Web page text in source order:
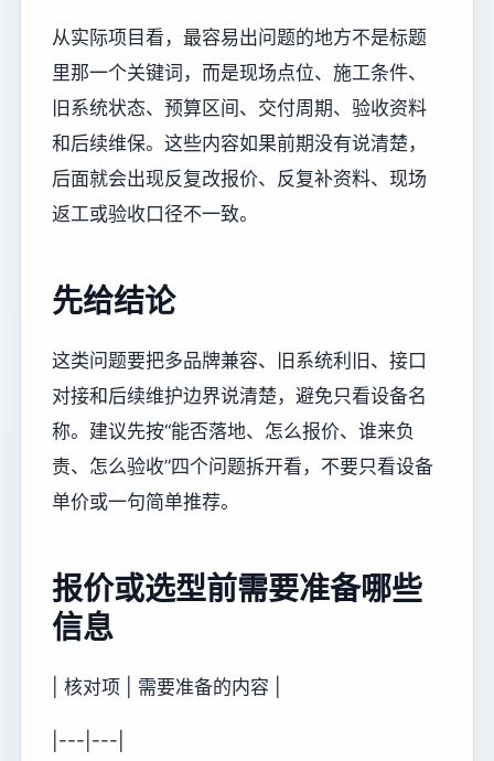
从实际项目看，最容易出问题的地方不是标题
里那一个关键词，而是现场点位、施工条件、
旧系统状态、预算区间、交付周期、验收资料
和后续维保。这些内容如果前期没有说清楚，
后面就会出现反复改报价、反复补资料、现场
返工或验收口径不一致。
先给结论
这类问题要把多品牌兼容、旧系统利旧、接口
对接和后续维护边界说清楚，避免只看设备名
称。建议先按“能否落地、怎么报价、谁来负
责、怎么验收”四个问题拆开看，不要只看设备
单价或一句简单推荐。
报价或选型前需要准备哪些
信息
| 核对项 | 需要准备的内容 |
|---|---|